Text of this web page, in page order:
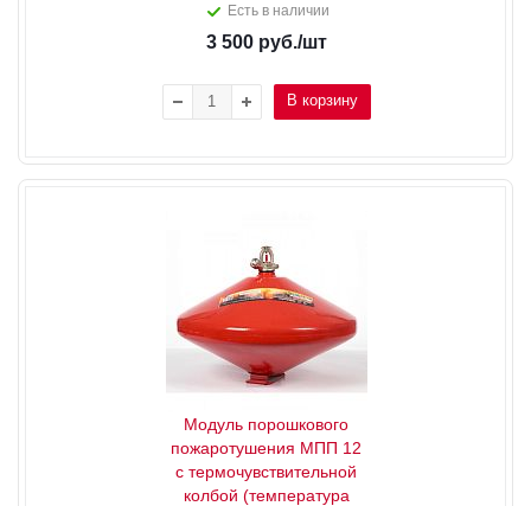
Есть в наличии
3 500руб./шт
В корзину
Модуль порошкового
пожаротушения МПП 12
с термочувствительной
колбой (температура